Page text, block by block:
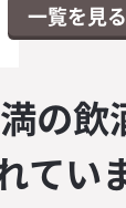
一覧を見る
の飲
てい